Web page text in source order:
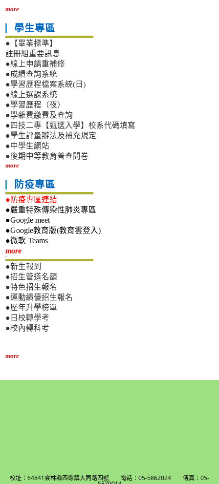
more
學生專區
●【畢業標準】
註冊組重要訊息
●線上申請重補修
●成績查詢系統
●學習歷程檔案系統(日)
●線上選課系統
●學習歷程（夜）
●學雜費繳費及查詢
●四技二專【甄選入學】校系代碼填寫
●學生評量辦法及補充規定
●中學生網站
●後期中等教育普查問卷
more
防疫專區
●防疫專區連結
●嚴重特殊傳染性肺炎專區
●Google meet
●Google教育版(教育雲登入)
●微軟 Teams
more新生專區
●新生報到
●招生管道名額
●特色招生報名
●運動績優招生報名
●歷年升學榜單
●日校轉學考
●校內轉科考
more
校址：64841雲林縣西螺鎮大同路四號 電話：05-5862024 傳真：05-